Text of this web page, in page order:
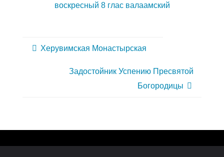
воскресный 8 глас валаамский
Херувимская Монастырская
Задостойник Успению Пресвятой
Богородицы